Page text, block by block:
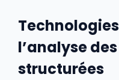
l’analyse
structurées